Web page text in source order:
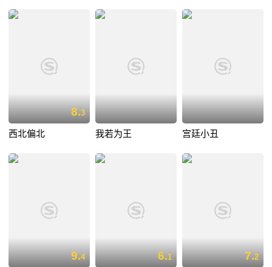
8.3
西北偏北 我若为王 宫廷小丑
9.4 6.1 7.2